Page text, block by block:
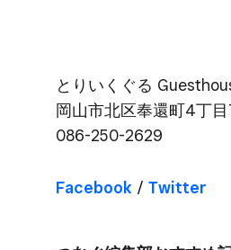
とりいく​ぐる​
岡山市北区奉還町4丁
086-250-2629
Facebook / Twitter